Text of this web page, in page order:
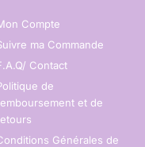
Compte
ma Commande
Contact
de
et de
Générales de